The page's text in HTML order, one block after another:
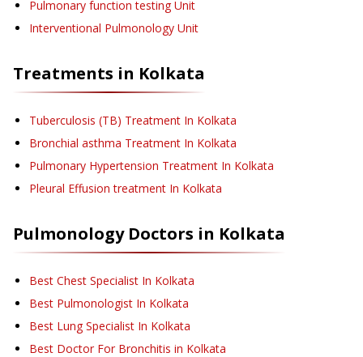
Pulmonary function testing Unit
Interventional Pulmonology Unit
Treatments in Kolkata
Tuberculosis (TB) Treatment In Kolkata
Bronchial asthma Treatment In Kolkata
Pulmonary Hypertension Treatment In Kolkata
Pleural Effusion treatment In Kolkata
PulmonologyDoctors in Kolkata
Best Chest Specialist In Kolkata
Best Pulmonologist In Kolkata
Best Lung Specialist In Kolkata
Best Doctor For Bronchitis in Kolkata